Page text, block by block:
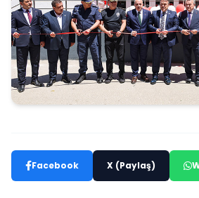
Facebook X (Paylaş)